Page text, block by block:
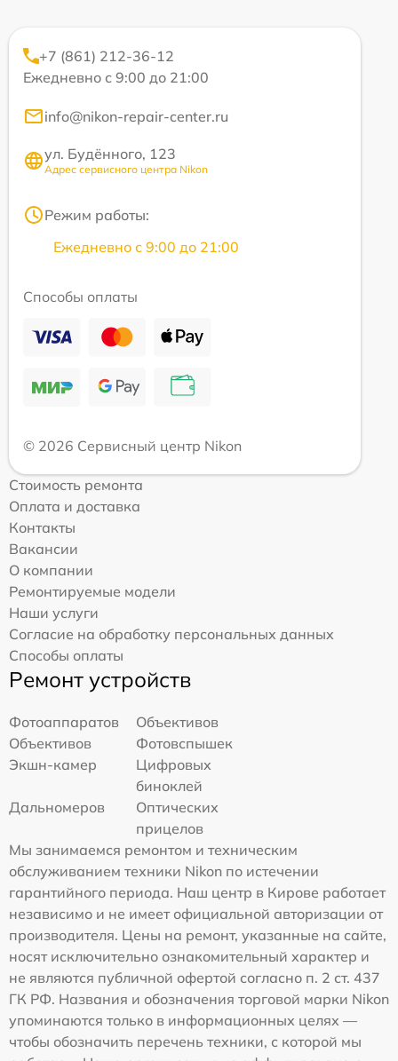
+7 (861) 212-36-12
Ежедневно с 9:00 до 21:00
info@nikon-repair-center.ru
ул. Будённого, 123
Адрес сервисного центра Nikon
Режим работы:
Ежедневно с 9:00 до 21:00
Способы оплаты
© 2026 Сервисный центр Nikon
Стоимость ремонта
Оплата и доставка
Контакты
Вакансии
О компании
Ремонтируемые модели
Наши услуги
Согласие на обработку персональных данных
Способы оплаты
Ремонт устройств
Фотоаппаратов
Объективов
Объективов
Фотовспышек
Экшн-камер
Цифровых
биноклей
Дальномеров
Оптических
прицелов
Мы занимаемся ремонтом и техническим
обслуживанием техники Nikon по истечении
гарантийного периода. Наш центр в Кирове работает
независимо и не имеет официальной авторизации от
производителя. Цены на ремонт, указанные на сайте,
носят исключительно ознакомительный характер и
не являются публичной офертой согласно п. 2 ст. 437
ГК РФ. Названия и обозначения торговой марки Nikon
упоминаются только в информационных целях —
чтобы обозначить перечень техники, с которой мы